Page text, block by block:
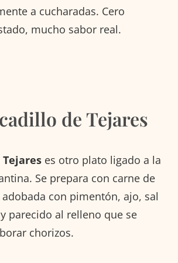
a cucharadas. Cero
mucho sabor real.
de Tejares
es otro plato ligado a la
Se prepara con carne de
con pimentón, ajo, sal
parecido al relleno que se
chorizos.